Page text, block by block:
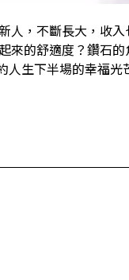
人，不斷長大，收
來的舒適度？鑽石
生下半場的幸福光